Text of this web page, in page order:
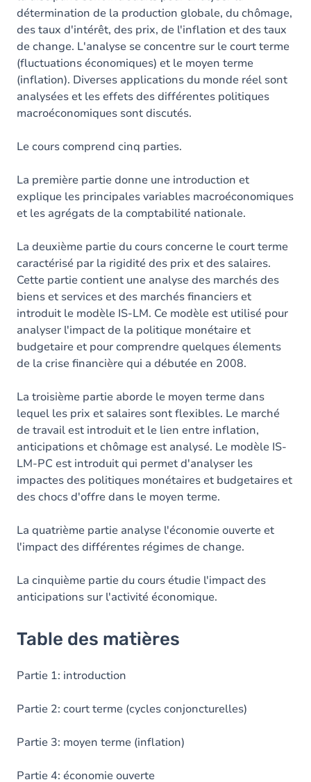
détermination de la production globale, du chômage,
des taux d'intérêt, des prix, de l'inflation et des taux
de change. L'analyse se concentre sur le court terme
(fluctuations économiques) et le moyen terme
(inflation). Diverses applications du monde réel sont
analysées et les effets des différentes politiques
macroéconomiques sont discutés.
Le cours comprend cinq parties.
La première partie donne une introduction et
explique les principales variables macroéconomiques
et les agrégats de la comptabilité nationale.
La deuxième partie du cours concerne le court terme
caractérisé par la rigidité des prix et des salaires.
Cette partie contient une analyse des marchés des
biens et services et des marchés financiers et
introduit le modèle IS-LM. Ce modèle est utilisé pour
analyser l'impact de la politique monétaire et
budgetaire et pour comprendre quelques élements
de la crise financière qui a débutée en 2008.
La troisième partie aborde le moyen terme dans
lequel les prix et salaires sont flexibles. Le marché
de travail est introduit et le lien entre inflation,
anticipations et chômage est analysé. Le modèle IS-
LM-PC est introduit qui permet d'analyser les
impactes des politiques monétaires et budgetaires et
des chocs d'offre dans le moyen terme.
La quatrième partie analyse l'économie ouverte et
l'impact des différentes régimes de change.
La cinquième partie du cours étudie l'impact des
anticipations sur l'activité économique.
Table des matières
Partie 1: introduction
Partie 2: court terme (cycles conjoncturelles)
Partie 3: moyen terme (inflation)
Partie 4: économie ouverte